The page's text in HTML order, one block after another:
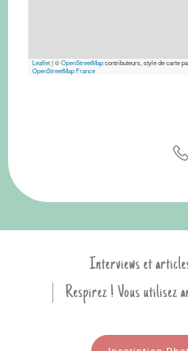
Leaflet|©OpenStreetMapcontributeurs, style de carte
OpenStreetMap France
Interviews et
Respirez ! Vous utilisez